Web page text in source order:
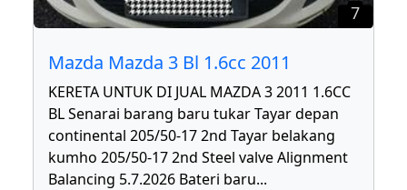
7
Mazda Mazda 3 Bl 1.6cc 2011
KERETA UNTUK DI JUAL MAZDA 3 2011 1.6CC
BL Senarai barang baru tukar Tayar depan
continental 205/50-17 2nd Tayar belakang
kumho 205/50-17 2nd Steel valve Alignment
Balancing 5.7.2026 Bateri baru...